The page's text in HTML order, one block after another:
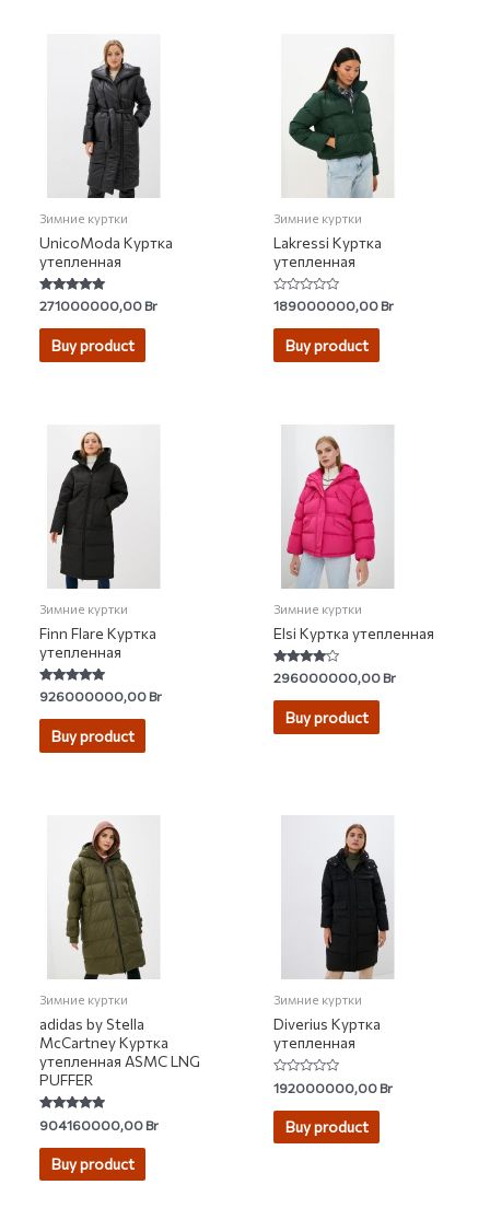
Зимние куртки
UnicoModa Куртка
утепленная
Rated
4.75
out of 5
271000000,00Br
Buy product
Зимние куртки
Lakressi Куртка
утепленная
Rated
0
out
189000000,00Br
Buy product
Зимние куртки
Finn Flare Куртка
утепленная
Rated
5.00
out of 5
926000000,00Br
Buy product
Зимние куртки
Elsi Куртка утепленная
Rated
3.83
out of 5
296000000,00Br
Buy product
Зимние куртки
adidas by Stella
McCartney Куртка
утепленная ASMC LNG
PUFFER
Rated
4.70
out of 5
904160000,00Br
Buy product
Зимние куртки
Diverius Куртка
утепленная
Rated
0
out
192000000,00Br
Buy product